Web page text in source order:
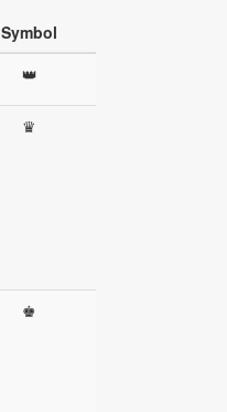
Symbol
👑
♛
♚